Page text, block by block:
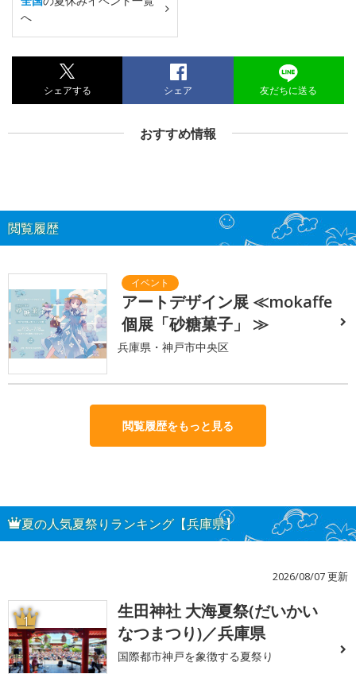
へ
シェアする シェア 友だちに送る
おすすめ情報
閲覧履歴
アートデザイン展 ≪mokaffe
個展「砂糖菓子」 ≫
兵庫県・神戸市中央区
閲覧履歴をもっと見る
夏の人気夏祭りランキング【兵庫県】
2026/08/07 更新
1
生田神社 大海夏祭(だいかい
なつまつり)／兵庫県
国際都市神戸を象徴する夏祭り